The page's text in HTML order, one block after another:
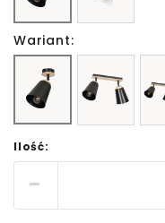
Wariant:
Ilość: